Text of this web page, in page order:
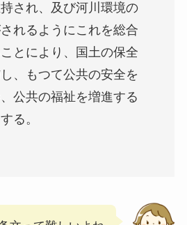
され、及び河川環境の
れるようにこれを総合
とにより、国土の保全
、もつて公共の安全を
公共の福祉を増進する
る。